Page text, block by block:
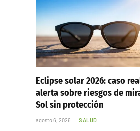
Eclipse solar 2026: caso
alerta sobre riesgos de
Sol sin protección
agosto 6, 2026 SALUD